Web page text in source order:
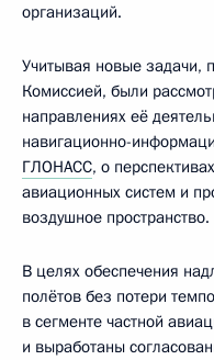
организаций.
Учитывая новые задачи,
Комиссией, были
направлениях её
навигационно-
ГЛОНАСС, о
авиационных систем и
воздушное пространство.
В целях обеспечения
полётов без потери
в сегменте частной
и выработаны